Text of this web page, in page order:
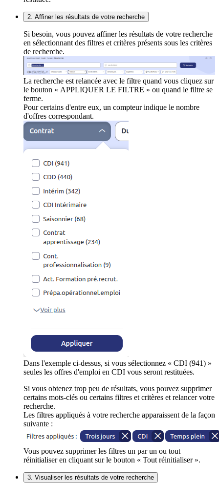
2. Affiner les résultats de votre recherche
Si besoin, vous pouvez affiner les résultats de votre recherche
en sélectionnant des filtres et critères présents sous les critères
de recherche.
La recherche est relancée avec le filtre quand vous cliquez sur
le bouton « APPLIQUER LE FILTRE » ou quand le filtre se
ferme.
Pour certains d'entre eux, un compteur indique le nombre
d'offres correspondant.
Dans l'exemple ci-dessus, si vous sélectionnez « CDI (941) »
seules les offres d'emploi en CDI vous seront restituées.
Si vous obtenez trop peu de résultats, vous pouvez supprimer
certains mots-clés ou certains filtres et critères et relancer votre
recherche.
Les filtres appliqués à votre recherche apparaissent de la façon
suivante :
Vous pouvez supprimer les filtres un par un ou tout
réinitialiser en cliquant sur le bouton « Tout réinitialiser ».
3. Visualiser les résultats de votre recherche